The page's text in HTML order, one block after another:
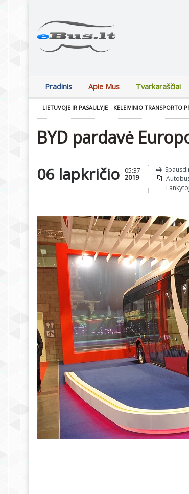
Pradinis Apie Mus Tvarkaraščiai
LIETUVOJE IR PASAULYJE KELEIVINIO TRANSPORTO
BYD pardavė
06 lapkričio 05:37
2019